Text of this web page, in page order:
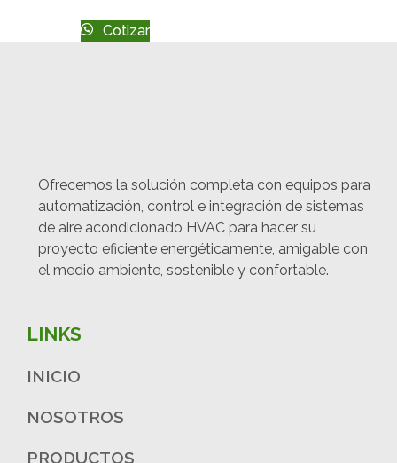
Cotizar
Ofrecemos la solución completa con equipos para
automatización, control e integración de sistemas
de aire acondicionado HVAC para hacer su
proyecto eficiente energéticamente, amigable con
el medio ambiente, sostenible y confortable.
LINKS
INICIO
NOSOTROS
PRODUCTOS